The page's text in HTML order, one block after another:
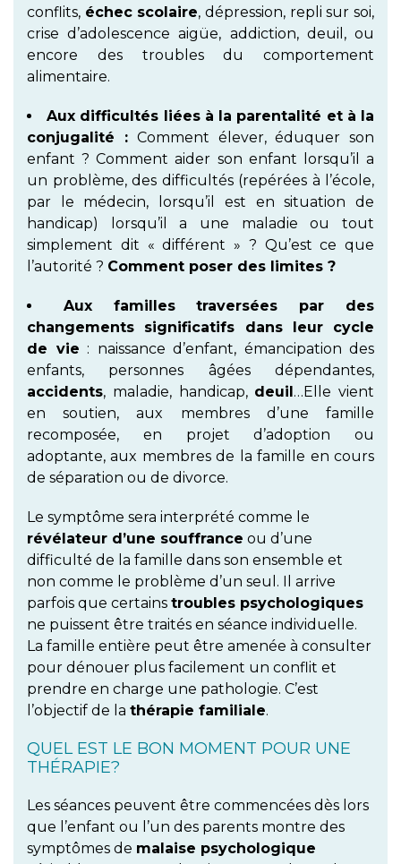
conflits, échec scolaire, dépression, repli sur soi,
crise d’adolescence aigüe, addiction, deuil, ou
encore des troubles du comportement
alimentaire.
Aux difficultés liées à la parentalité et à la
conjugalité :Comment élever, éduquer son
enfant ? Comment aider son enfant lorsqu’il a
un problème, des difficultés (repérées à l’école,
par le médecin, lorsqu’il est en situation de
handicap) lorsqu’il a une maladie ou tout
simplement dit « différent » ? Qu’est ce que
l’autorité ? Comment poser des limites ?
Aux familles traversées par des
changements significatifs dans leur cycle
de vie : naissance d’enfant, émancipation des
enfants, personnes âgées dépendantes,
accidents, maladie, handicap, deuil…Elle vient
en soutien, aux membres d’une famille
recomposée, en projet d’adoption ou
adoptante, aux membres de la famille en cours
de séparation ou de divorce.
Le symptôme sera interprété comme le
révélateur d’une souffrance ou d’une
difficulté de la famille dans son ensemble et
non comme le problème d’un seul. Il arrive
parfois que certains troubles psychologiques
ne puissent être traités en séance individuelle.
La famille entière peut être amenée à consulter
pour dénouer plus facilement un conflit et
prendre en charge une pathologie. C’est
l’objectif de la thérapie familiale.
QUEL EST LE BON MOMENT POUR UNE
THÉRAPIE?
Les séances peuvent être commencées dès lors
que l’enfant ou l’un des parents montre des
symptômes de malaise psychologique